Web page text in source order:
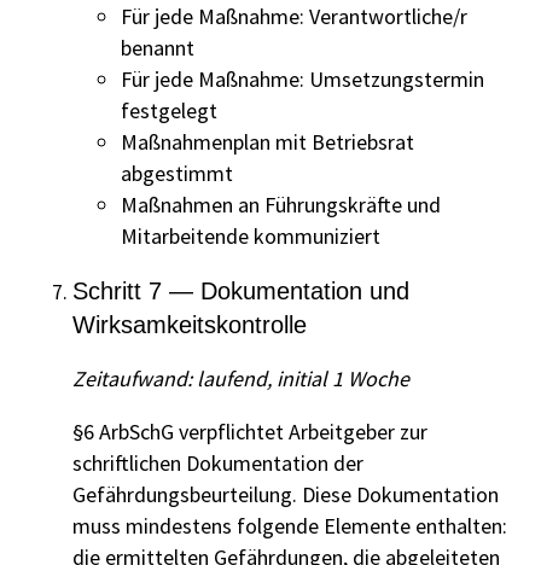
Für jede Maßnahme: Verantwortliche/r
benannt
Für jede Maßnahme: Umsetzungstermin
festgelegt
Maßnahmenplan mit Betriebsrat
abgestimmt
Maßnahmen an Führungskräfte und
Mitarbeitende kommuniziert
Schritt 7 — Dokumentation und
Wirksamkeitskontrolle
Zeitaufwand: laufend, initial 1 Woche
§6 ArbSchG verpflichtet Arbeitgeber zur
schriftlichen Dokumentation der
Gefährdungsbeurteilung. Diese Dokumentation
muss mindestens folgende Elemente enthalten:
die ermittelten Gefährdungen, die abgeleiteten